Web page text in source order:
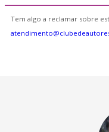
Tem algo a reclamar sobre